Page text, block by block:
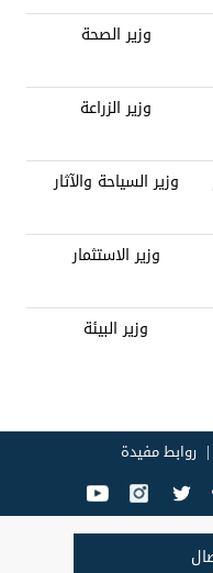
وزير الصحة
وزير الزراعة
وزير السياحة والآثار
وزير الاستثمار
وزير البيئة
روابط مفيدة